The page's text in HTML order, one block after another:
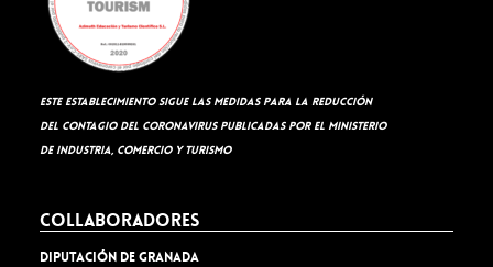
Este establecimiento sigue las medidas para la reducción
del contagio del coronavirus publicadas por el Ministerio
de Industria, Comercio y Turismo
Collaboradores
Diputación de Granada